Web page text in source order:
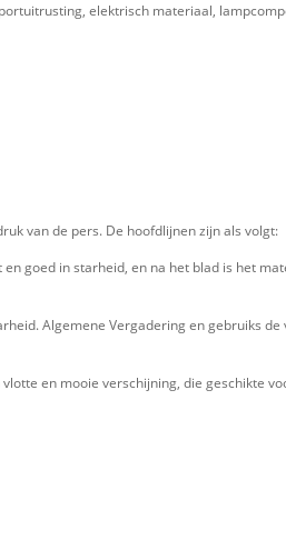
elektrisch materiaal,
van de pers. De hoofdlijnen zijn als volgt:
goed in starheid, en na het blad is het
Algemene Vergadering en gebruiks
en mooie verschijning, die geschikte